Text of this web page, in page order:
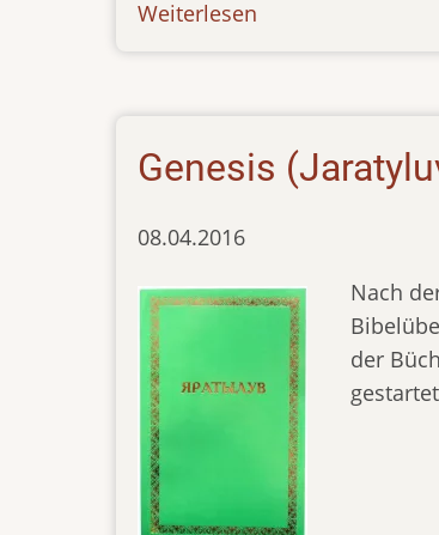
Weiterlesen
210616
Genesis
08.04.2016
Nach
der